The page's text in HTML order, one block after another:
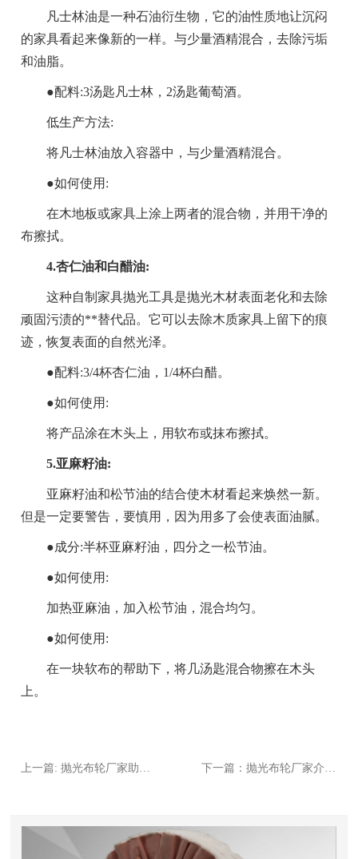
凡士林油是一种石油衍生物，它的油性质地让沉闷
的家具看起来像新的一样。与少量酒精混合，去除污垢
和油脂。
●配料:3汤匙凡士林，2汤匙葡萄酒。
低生产方法:
将凡士林油放入容器中，与少量酒精混合。
●如何使用:
在木地板或家具上涂上两者的混合物，并用干净的
布擦拭。
4.杏仁油和白醋油:
这种自制家具抛光工具是抛光木材表面老化和去除
顽固污渍的**替代品。它可以去除木质家具上留下的痕
迹，恢复表面的自然光泽。
●配料:3/4杯杏仁油，1/4杯白醋。
●如何使用:
将产品涂在木头上，用软布或抹布擦拭。
5.亚麻籽油:
亚麻籽油和松节油的结合使木材看起来焕然一新。
但是一定要警告，要慎用，因为用多了会使表面油腻。
●成分:半杯亚麻籽油，四分之一松节油。
●如何使用:
加热亚麻油，加入松节油，混合均匀。
●如何使用:
在一块软布的帮助下，将几汤匙混合物擦在木头
上。